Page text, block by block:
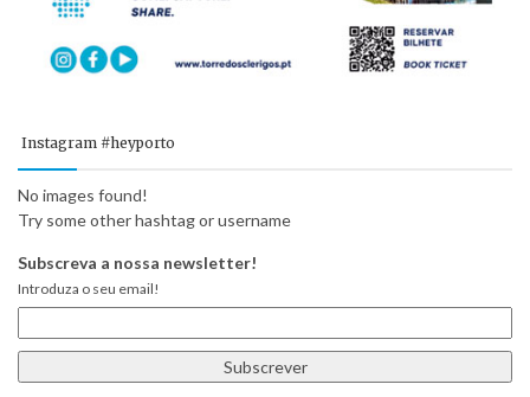
Instagram #heyporto
No images found!
Try some other hashtag or username
Subscreva a nossa newsletter!
Introduza o seu email!